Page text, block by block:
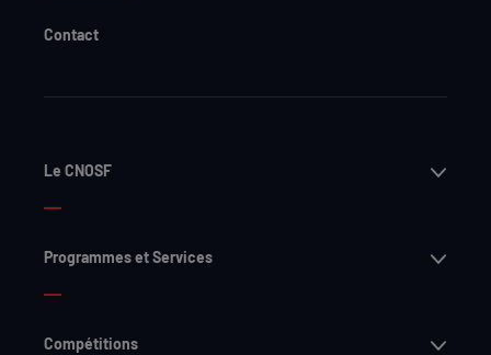
Contact
Le CNOSF
Programmes et Services
Compétitions